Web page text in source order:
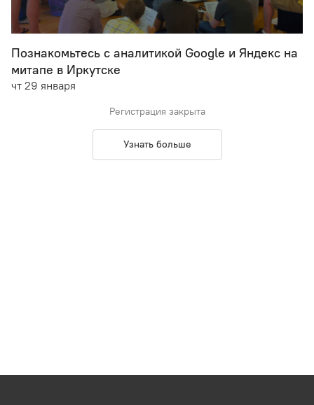
Познакомьтесь с аналитикой Google и Яндекс на
митапе в Иркутске
чт 29 января
Регистрация закрыта
Узнать больше